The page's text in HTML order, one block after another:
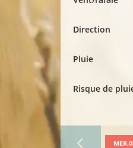
Direction
Pluie
Risque de